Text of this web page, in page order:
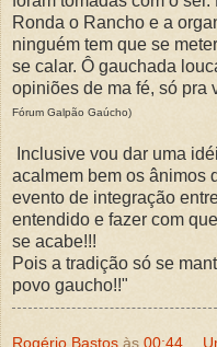
Ronda o Rancho e a
ninguém tem que se
se calar. Ô gauchada
opiniões de ma fé, só pra
Fórum Galpão Gaúcho)
Inclusive vou dar uma
acalmem bem os ânimos
evento de integração
entendido e fazer com
se acabe!!!
Pois a tradição só se
povo gaucho!!"
Rogério Bastos às 00:44